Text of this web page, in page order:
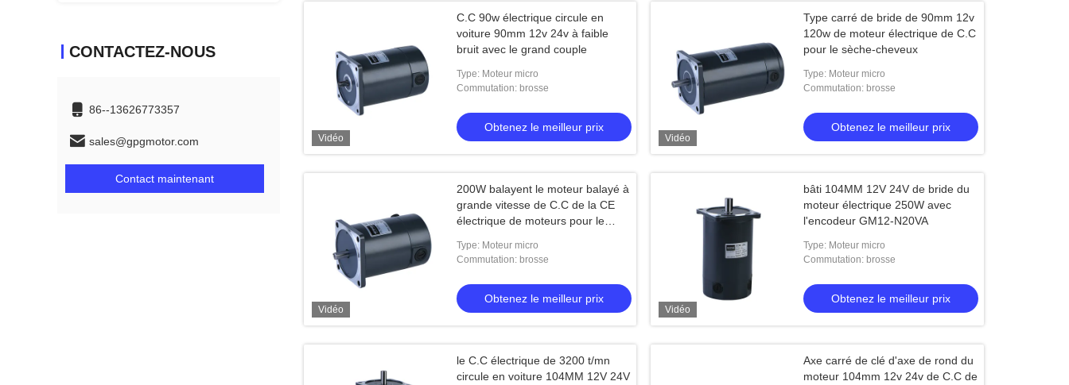
CONTACTEZ-NOUS
86--13626773357
sales@gpgmotor.com
Contact maintenant
Vidéo
C.C 90w électrique circule en
voiture 90mm 12v 24v à faible
bruit avec le grand couple
Type: Moteur micro
Commutation: brosse
Obtenez le meilleur prix
Vidéo
Type carré de bride de 90mm 12v
120w de moteur électrique de C.C
pour le sèche-cheveux
Type: Moteur micro
Commutation: brosse
Obtenez le meilleur prix
Vidéo
200W balayent le moteur balayé à
grande vitesse de C.C de la CE
électrique de moteurs pour le
Type: Moteur micro
Commutation: brosse
Obtenez le meilleur prix
Vidéo
bâti 104MM 12V 24V de bride du
moteur électrique 250W avec
l'encodeur GM12-N20VA
Type: Moteur micro
Commutation: brosse
Obtenez le meilleur prix
le C.C électrique de 3200 t/mn
circule en voiture 104MM 12V 24V
Axe carré de clé d'axe de rond du
moteur 104mm 12v 24v de C.C de